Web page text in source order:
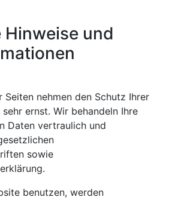
und
Seiten nehmen den Schutz Ihrer
ernst. Wir behandeln Ihre
Daten vertraulich und
sowie
benutzen, werden